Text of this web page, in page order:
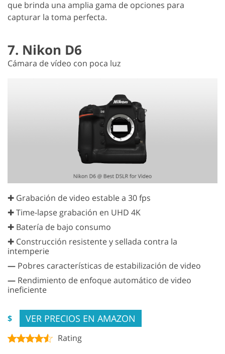
que brinda una amplia gama de opciones para
capturar la toma perfecta.
7. Nikon D6
Cámara de vídeo con poca luz
✚ Grabación de video estable a 30 fps
✚ Time-lapse grabación en UHD 4K
✚ Batería de bajo consumo
✚ Construcción resistente y sellada contra la
intemperie
— Pobres características de estabilización de video
— Rendimiento de enfoque automático de video
ineficiente
$ VER PRECIOS EN AMAZON
Rating